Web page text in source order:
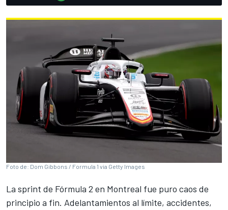
Foto de: Dom Gibbons / Formula 1 via Getty Images
La sprint de Fórmula 2 en Montreal fue puro caos de
principio a fin. Adelantamientos al límite, accidentes,